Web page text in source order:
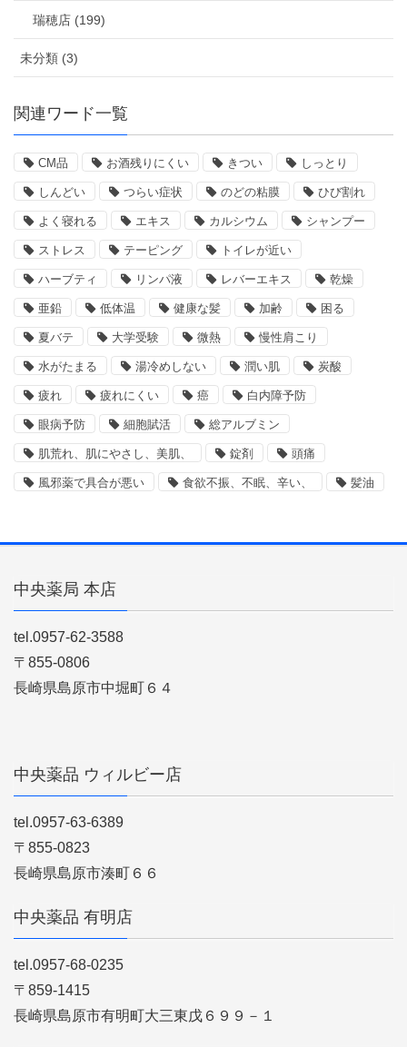
瑞穂店 (199)
未分類 (3)
関連ワード一覧
CM品 お酒残りにくい きつい しっとり
しんどい つらい症状 のどの粘膜 ひび割れ
よく寝れる エキス カルシウム シャンプー
ストレス テーピング トイレが近い
ハーブティ リンパ液 レバーエキス 乾燥
亜鉛 低体温 健康な髪 加齢 困る
夏バテ 大学受験 微熱 慢性肩こり
水がたまる 湯冷めしない 潤い肌 炭酸
疲れ 疲れにくい 癌 白内障予防
眼病予防 細胞賦活 総アルブミン
肌荒れ、肌にやさし、美肌、 錠剤 頭痛
風邪薬で具合が悪い 食欲不振、不眠、辛い、 髪油
中央薬局 本店
tel.0957-62-3588
〒855-0806
長崎県島原市中堀町６４
中央薬品 ウィルビー店
tel.0957-63-6389
〒855-0823
長崎県島原市湊町６６
中央薬品 有明店
tel.0957-68-0235
〒859-1415
長崎県島原市有明町大三東戊６９９－１